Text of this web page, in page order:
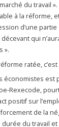
du travail
à la réforme,
d’une
qui
».
ratée,
économistes est
Rexecode,
positif sur
de la
durée du travail